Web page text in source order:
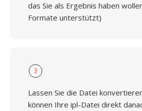
das Sie als Ergebnis haben
Formate unterstützt)
3
Lassen Sie die Datei
können Ihre ipl-Datei direkt